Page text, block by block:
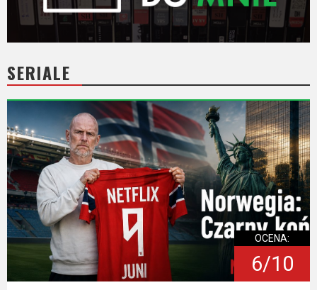
SERIALE
OCENA:
6/10